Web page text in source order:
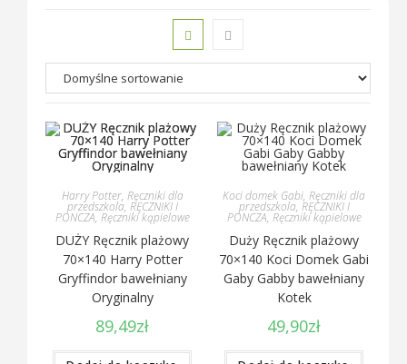
Harry Potter, Ręczniki dla
przedszkola, RĘCZNIKI I
PONCZA, Ręczniki kąpielowe
DUŻY Ręcznik plażowy
70×140 Harry Potter
Gryffindor bawełniany
Oryginalny
89,49zł
Koci domek Gabi, Ręczniki dla
przedszkola, RĘCZNIKI I
PONCZA, Ręczniki kąpielowe
Duży Ręcznik plażowy
70×140 Koci Domek Gabi
Gaby Gabby bawełniany
Kotek
49,90zł